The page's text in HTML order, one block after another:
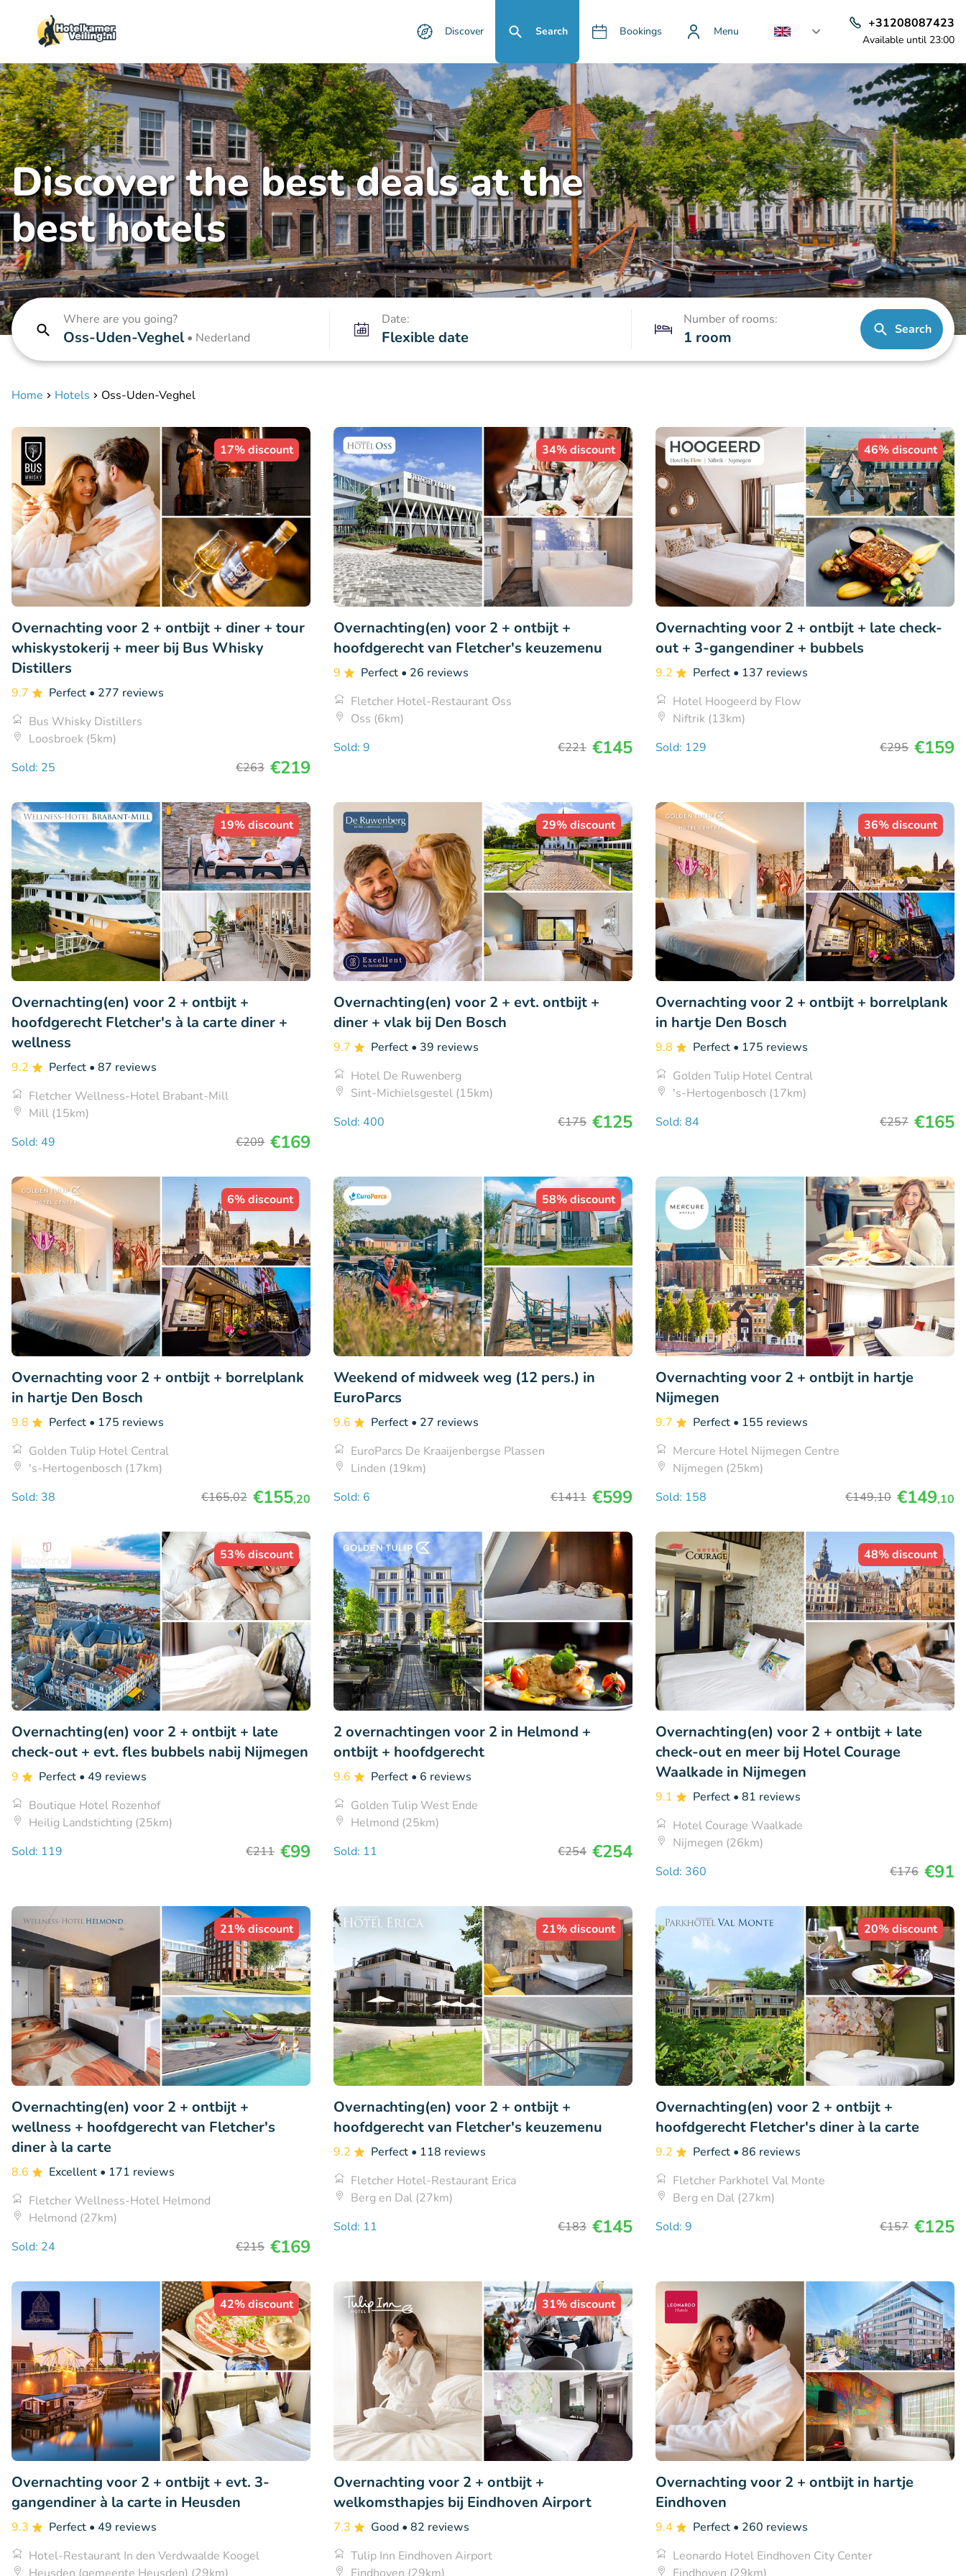
Discover Search Bookings Menu
+31208087423
Available until 23:00
Discover the best deals at the
best hotels
Where are you going?
Oss-Uden-Veghel• Nederland
Date:
Flexible date
Number of rooms:
1 room Search
Home Hotels Oss-Uden-Veghel
17% discount
Overnachting voor 2 + ontbijt + diner + tour
whiskystokerij + meer bij Bus Whisky
Distillers
9.7 Perfect • 277 reviews
Bus Whisky Distillers
Loosbroek (5km)
Sold: 25
€263 €219
34% discount
Overnachting(en) voor 2 + ontbijt +
hoofdgerecht van Fletcher's keuzemenu
9 Perfect • 26 reviews
Fletcher Hotel-Restaurant Oss
Oss (6km)
Sold: 9
€221 €145
46% discount
Overnachting voor 2 + ontbijt + late check-
out + 3-gangendiner + bubbels
9.2 Perfect • 137 reviews
Hotel Hoogeerd by Flow
Niftrik (13km)
Sold: 129
€295 €159
19% discount
Overnachting(en) voor 2 + ontbijt +
hoofdgerecht Fletcher's à la carte diner +
wellness
9.2 Perfect • 87 reviews
Fletcher Wellness-Hotel Brabant-Mill
Mill (15km)
Sold: 49
€209 €169
29% discount
Overnachting(en) voor 2 + evt. ontbijt +
diner + vlak bij Den Bosch
9.7 Perfect • 39 reviews
Hotel De Ruwenberg
Sint-Michielsgestel (15km)
Sold: 400
€175 €125
36% discount
Overnachting voor 2 + ontbijt + borrelplank
in hartje Den Bosch
9.8 Perfect • 175 reviews
Golden Tulip Hotel Central
's-Hertogenbosch (17km)
Sold: 84
€257 €165
6% discount
Overnachting voor 2 + ontbijt + borrelplank
in hartje Den Bosch
9.8 Perfect • 175 reviews
Golden Tulip Hotel Central
's-Hertogenbosch (17km)
Sold: 38
€165,02 €155,20
58% discount
Weekend of midweek weg (12 pers.) in
EuroParcs
9.6 Perfect • 27 reviews
EuroParcs De Kraaijenbergse Plassen
Linden (19km)
Sold: 6
€1411 €599
Overnachting voor 2 + ontbijt in hartje
Nijmegen
9.7 Perfect • 155 reviews
Mercure Hotel Nijmegen Centre
Nijmegen (25km)
Sold: 158
€149,10 €149,10
53% discount
Overnachting(en) voor 2 + ontbijt + late
check-out + evt. fles bubbels nabij Nijmegen
9 Perfect • 49 reviews
Boutique Hotel Rozenhof
Heilig Landstichting (25km)
Sold: 119
€211 €99
2 overnachtingen voor 2 in Helmond +
ontbijt + hoofdgerecht
9.6 Perfect • 6 reviews
Golden Tulip West Ende
Helmond (25km)
Sold: 11
€254 €254
48% discount
Overnachting(en) voor 2 + ontbijt + late
check-out en meer bij Hotel Courage
Waalkade in Nijmegen
9.1 Perfect • 81 reviews
Hotel Courage Waalkade
Nijmegen (26km)
Sold: 360
€176 €91
21% discount
Overnachting(en) voor 2 + ontbijt +
wellness + hoofdgerecht van Fletcher's
diner à la carte
8.6 Excellent • 171 reviews
Fletcher Wellness-Hotel Helmond
Helmond (27km)
Sold: 24
€215 €169
21% discount
Overnachting(en) voor 2 + ontbijt +
hoofdgerecht van Fletcher's keuzemenu
9.2 Perfect • 118 reviews
Fletcher Hotel-Restaurant Erica
Berg en Dal (27km)
Sold: 11
€183 €145
20% discount
Overnachting(en) voor 2 + ontbijt +
hoofdgerecht Fletcher's diner à la carte
9.2 Perfect • 86 reviews
Fletcher Parkhotel Val Monte
Berg en Dal (27km)
Sold: 9
€157 €125
42% discount
Overnachting voor 2 + ontbijt + evt. 3-
gangendiner à la carte in Heusden
9.3 Perfect • 49 reviews
Hotel-Restaurant In den Verdwaalde Koogel
Heusden (gemeente Heusden) (29km)
31% discount
Overnachting voor 2 + ontbijt +
welkomsthapjes bij Eindhoven Airport
7.3 Good • 82 reviews
Tulip Inn Eindhoven Airport
Eindhoven (29km)
Overnachting voor 2 + ontbijt in hartje
Eindhoven
9.4 Perfect • 260 reviews
Leonardo Hotel Eindhoven City Center
Eindhoven (29km)